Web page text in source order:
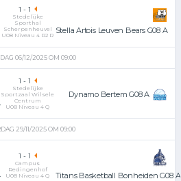
1 - 1
Stedelijke
Sporthal
Scherpenheuvel
U08 Niveau 4 R2 R Stella Artois Leuven Bears G08 A
06/12/2025 OM 09:00
1 - 1
Stedelijke
Sportzaal Wilsele
Centrum
U08 Niveau 4 Q
Dynamo Bertem G08 A
29/11/2025 OM 09:00
1 - 1
Campus
Redingenhof
U08 Niveau 4 Q
Titans Basketball Bonheiden G08 A